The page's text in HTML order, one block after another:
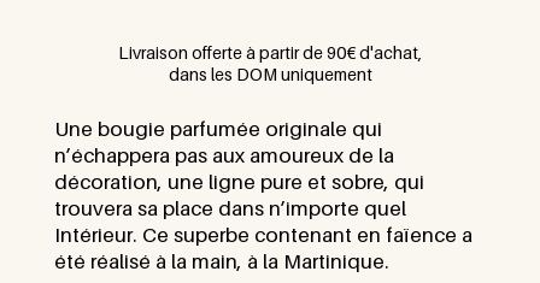
Livraison offerte à partir de 90€ d'achat,
dans les DOM uniquement
Une bougie parfumée originale qui
n’échappera pas aux amoureux de la
décoration, une ligne pure et sobre, qui
trouvera sa place dans n’importe quel
Intérieur. Ce superbe contenant en faïence a
été réalisé à la main, à la Martinique.